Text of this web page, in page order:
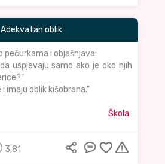
Adekvatan oblik
pečurkama i objašnjava:
uspjevaju samo ako je oko njih
imaju oblik kišobrana."
Škola
3,81